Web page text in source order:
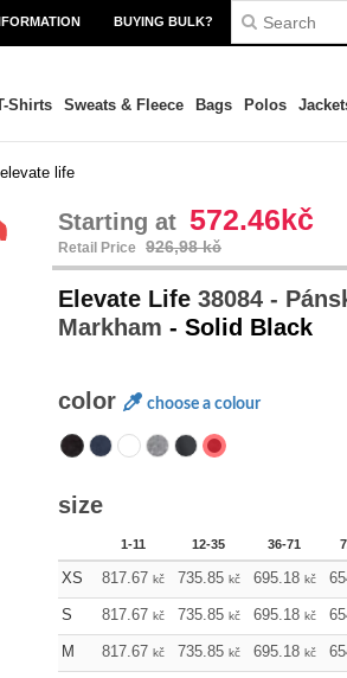
BUYING BULK?
Shirts Sweats & Fleece Bags Polos
elevate life
Starting at 572.46kč
Retail Price 926,98 kč
Elevate Life 38084 -
Markham - Solid Black
color choose a colour
size
1-11 12-35 36-71
XS 817.67 kč 735.85 kč 695.18 kč
S 817.67 kč 735.85 kč 695.18 kč
M 817.67 kč 735.85 kč 695.18 kč